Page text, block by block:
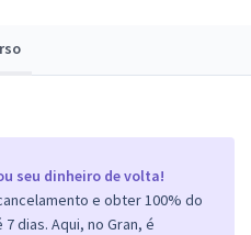
seu dinheiro de volta!
e obter 100% do
dias. Aqui, no Gran, é